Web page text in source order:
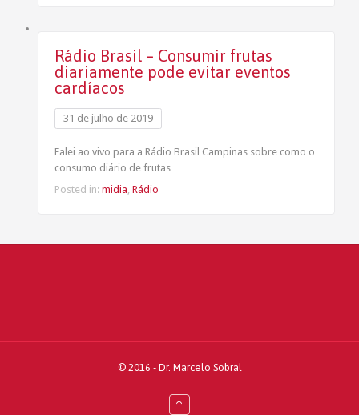
Rádio Brasil – Consumir frutas
diariamente pode evitar eventos
cardíacos
31 de julho de 2019
Falei ao vivo para a Rádio Brasil Campinas sobre como o
consumo diário de frutas…
Posted in: midia Rádio
© 2016 - Dr. Marcelo Sobral
↑